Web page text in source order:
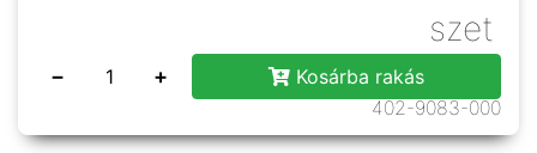
szet
− +
Kosárba rakás
402-9083-000